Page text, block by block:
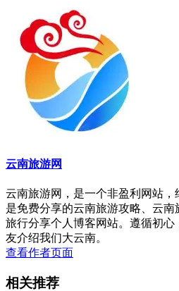
云南旅游网
云南旅游网，是一个非盈利网站
是免费分享的云南旅游攻略、云
旅行分享个人博客网站。遵循初
友介绍我们大云南。
查看作者页面
相关推荐